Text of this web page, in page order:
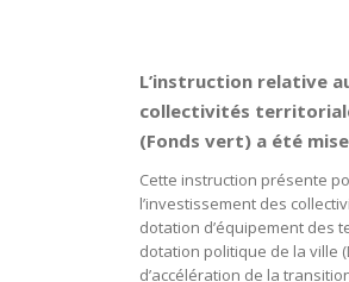
L’instruction relative
collectivités
(Fonds vert) a été
Cette instruction présente
l’investissement des
dotation d’équipement des
dotation politique de la ville
d’accélération de la